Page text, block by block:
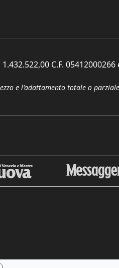
C.F. 05412000266
e l'adattamento totale o